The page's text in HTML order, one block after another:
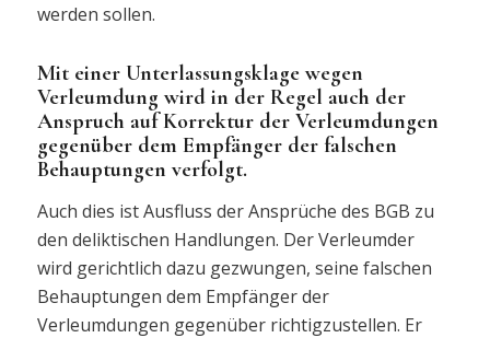
werden sollen.
Mit einer Unterlassungsklage wegen
Verleumdung wird in der Regel auch der
Anspruch auf Korrektur der Verleumdungen
gegenüber dem Empfänger der falschen
Behauptungen verfolgt.
Auch dies ist Ausfluss der Ansprüche des BGB zu
den deliktischen Handlungen. Der Verleumder
wird gerichtlich dazu gezwungen, seine falschen
Behauptungen dem Empfänger der
Verleumdungen gegenüber richtigzustellen. Er